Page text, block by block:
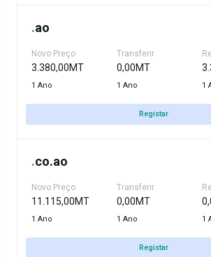
.ao
Novo Preço
3.380,00MT
1 Ano
Transferir
0,00MT
1 Ano 1
Registar
.co.ao
Novo Preço
11.115,00MT
1 Ano
Transferir
0,00MT
1 Ano 1
Registar